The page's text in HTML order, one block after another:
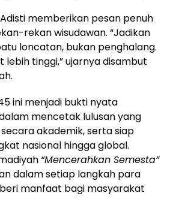
memberikan pesan penuh
rekan wisudawan. “Jadikan
loncatan, bukan penghalang.
tinggi,” ujarnya disambut
ini menjadi bukti nyata
mencetak lulusan yang
akademik, serta siap
nasional hingga global.
“Mencerahkan Semesta”
dalam setiap langkah para
manfaat bagi masyarakat